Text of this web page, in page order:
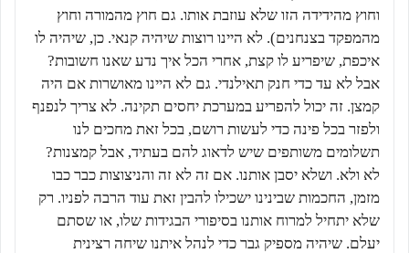
וחוץ מהידידה הזו שלא עוזבת אותו. גם חוץ מהמורה וחוץ
מהמפקד בצנחנים). לא היינו רוצות שיהיה קנאי. כן, שיהיה לו
איכפת, שיפריע לו קצת, אחרי הכל איך נדע שאנו חשובות?
אבל לא עד כדי חנק תאילנדי. גם לא היינו מאושרות אם היה
קמצן. זה יכול להפריע במערכת יחסים תקינה. לא צריך לנפנף
ולפזר בכל פינה כדי לעשות רושם, בכל זאת מחכים לנו
תשלומים משותפים שיש לדאוג להם בעתיד, אבל קמצנות?
לא ולא. ושלא יסבן אותנו. אם זה לא זה והניצוצות כבר כבו
מזמן, החכמות שבינינו ישכילו להבין זאת עוד הרבה לפניו. רק
שלא יתחיל למרוח אותנו בסיפורי הבגידות שלו, או שסתם
יעלם. שיהיה מספיק גבר כדי לנהל איתנו שיחה רצינית